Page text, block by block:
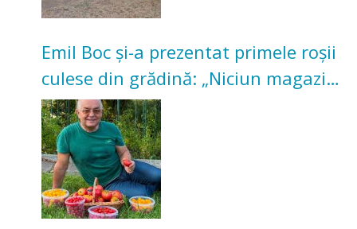
Emil Boc și-a prezentat primele roșii
culese din grădină: „Niciun magazin
nu poate oferi această satisfacție”